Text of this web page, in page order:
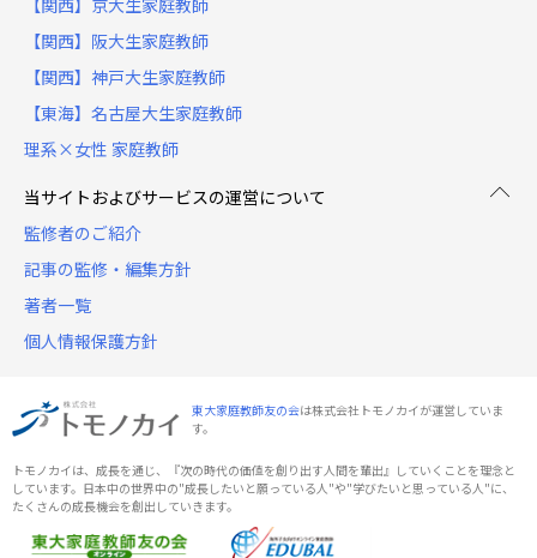
【関西】阪大生家庭教師
【関西】神戸大生家庭教師
【東海】名古屋大生家庭教師
理系×女性 家庭教師
当サイトおよびサービスの運営について
監修者のご紹介
記事の監修・編集方針
著者一覧
個人情報保護方針
東大家庭教師友の会は株式会社トモノカイが運営していま
す。
トモノカイは、成長を通じ、『次の時代の価値を創り出す人間を輩出』していくことを理念と
しています。日本中の世界中の"成長したいと願っている人"や"学びたいと思っている人"に、
たくさんの成長機会を創出していきます。